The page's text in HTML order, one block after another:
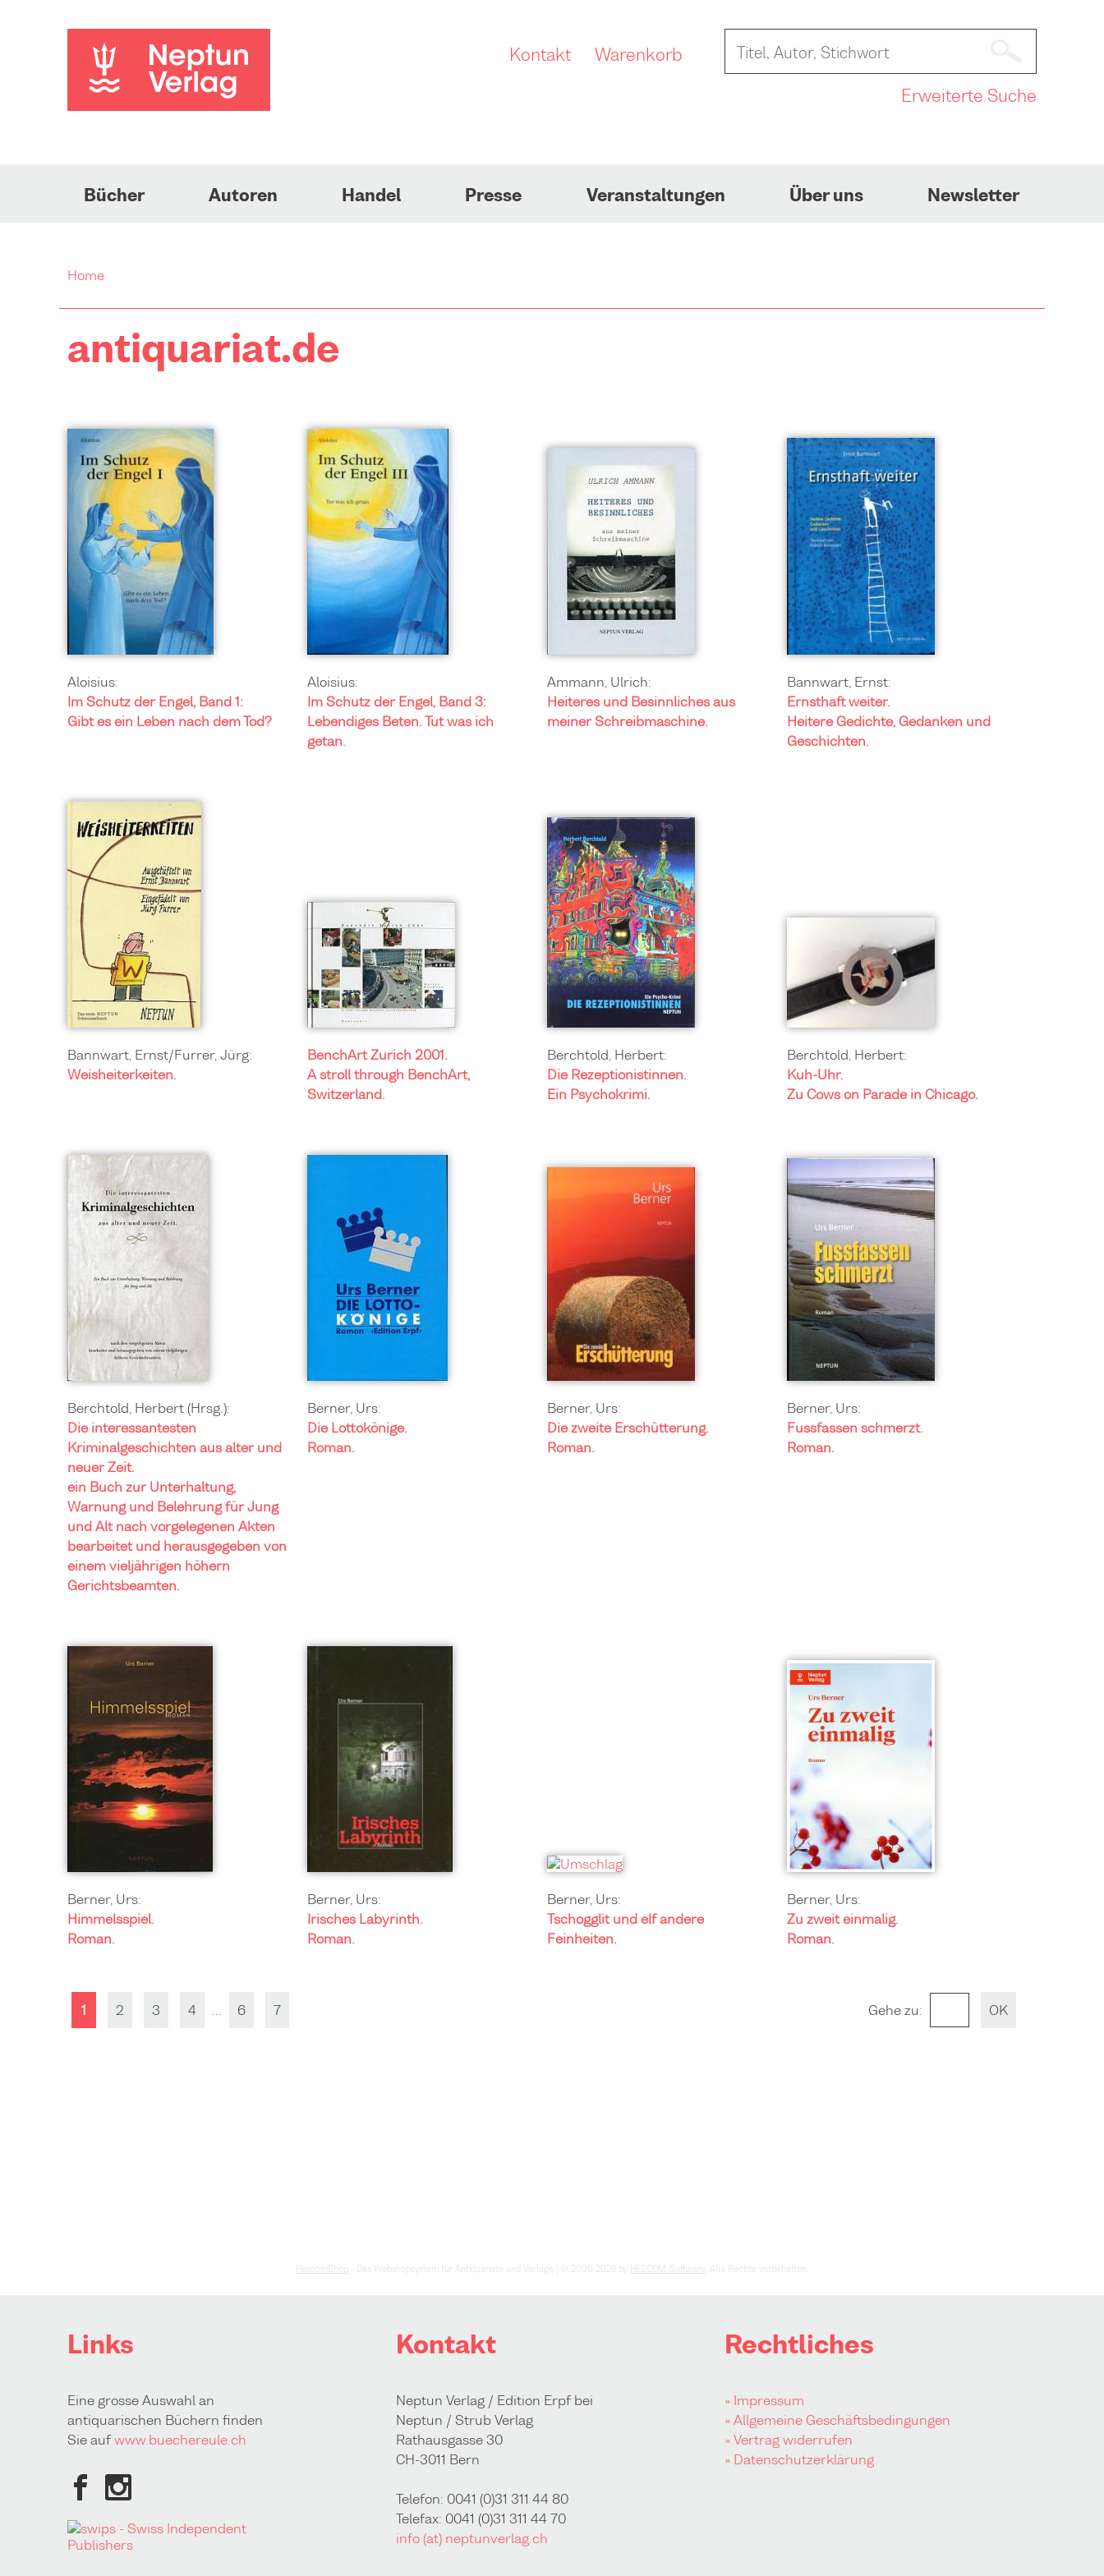
Kontakt Warenkorb
Erweiterte Suche
Bücher Autoren Handel Presse Veranstaltungen Über uns Newsletter
Home
antiquariat.de
Aloisius:
Im Schutz der Engel, Band 1:
Gibt es ein Leben nach dem Tod?
Aloisius:
Im Schutz der Engel, Band 3:
Lebendiges Beten. Tut was ich
getan.
Ammann, Ulrich:
Heiteres und Besinnliches aus
meiner Schreibmaschine.
Bannwart, Ernst:
Ernsthaft weiter.
Heitere Gedichte, Gedanken und
Geschichten.
Bannwart, Ernst/Furrer, Jürg:
Weisheiterkeiten.
BenchArt Zurich 2001.
A stroll through BenchArt,
Switzerland.
Berchtold, Herbert:
Die Rezeptionistinnen.
Ein Psychokrimi.
Berchtold, Herbert:
Kuh-Uhr.
Zu Cows on Parade in Chicago.
Berchtold, Herbert (Hrsg.):
Die interessantesten
Kriminalgeschichten aus alter und
neuer Zeit.
ein Buch zur Unterhaltung,
Warnung und Belehrung für Jung
und Alt nach vorgelegenen Akten
bearbeitet und herausgegeben von
einem vieljährigen höhern
Gerichtsbeamten.
Berner, Urs:
Die Lottokönige.
Roman.
Berner, Urs:
Die zweite Erschütterung.
Roman.
Berner, Urs:
Fussfassen schmerzt.
Roman.
Berner, Urs:
Himmelsspiel.
Roman.
Berner, Urs:
Irisches Labyrinth.
Roman.
Berner, Urs:
Tschogglit und elf andere
Feinheiten.
Berner, Urs:
Zu zweit einmalig.
Roman.
1 2 3 4 ... 6 7 Gehe zu:
HescomShop - Das Webshopsystem für Antiquariate und Verlage | © 2006-2026 by HESCOM-Software . Alle Rechte vorbehalten.
Links
Eine grosse Auswahl an
antiquarischen Büchern finden
Sie aufwww.buechereule.ch
Kontakt
Neptun Verlag / Edition Erpf bei
Neptun / Strub Verlag
Rathausgasse 30
CH-3011 Bern
Telefon: 0041 (0)31 311 44 80
Telefax: 0041 (0)31 311 44 70
info (at) neptunverlag.ch
Rechtliches
» Impressum
» Allgemeine Geschäftsbedingungen
» Vertrag widerrufen
» Datenschutzerklärung